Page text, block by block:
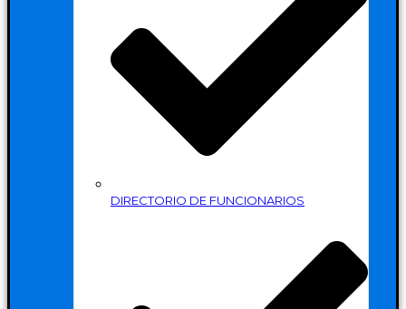
DIRECTORIO DE FUNCIONARIOS